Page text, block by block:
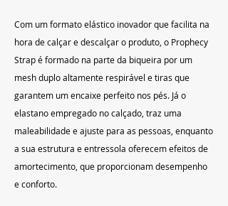
Com um formato elástico inovador que facilita na
hora de calçar e descalçar o produto, o Prophecy
Strap é formado na parte da biqueira por um
mesh duplo altamente respirável e tiras que
garantem um encaixe perfeito nos pés. Já o
elastano empregado no calçado, traz uma
maleabilidade e ajuste para as pessoas, enquanto
a sua estrutura e entressola oferecem efeitos de
amortecimento, que proporcionam desempenho
e conforto.